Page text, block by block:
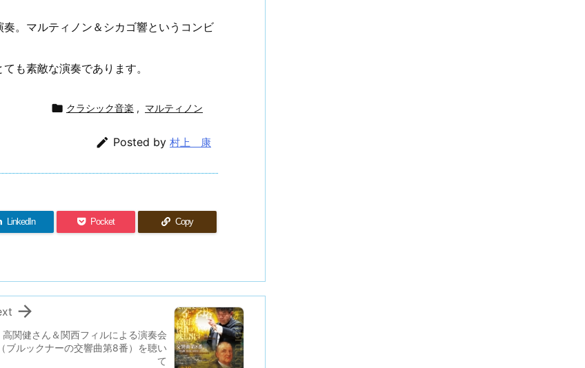
。マルティノン＆シカゴ響というコンビ
も素敵な演奏であります。
 クラシック音楽 , マルティノン
 Posted by 村上 康
LinkedIn Pocket Copy
高関健さん＆関西フィルによる演奏会
（ブルックナーの交響曲第8番）を聴い
て
